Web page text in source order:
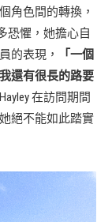
角色間的轉換，
恐懼，她擔心自
的表現，
「一個
還有很長的路要
在訪問期間
絕不能如此踏實